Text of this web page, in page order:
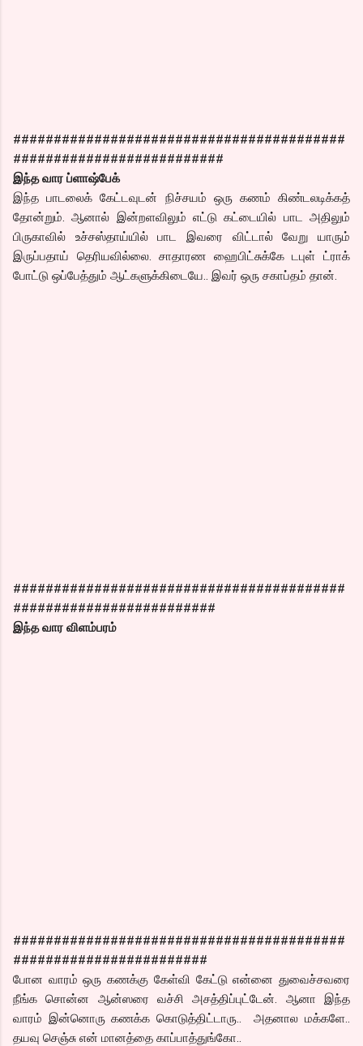
#########################################
##########################
இந்த வார ப்ளாஷ்பேக்
இந்த பாடலைக் கேட்டவுடன் நிச்சயம் ஒரு கணம் கிண்டலடிக்கத்
தோன்றும். ஆனால் இன்றளவிலும் எட்டு கட்டையில் பாட அதிலும்
பிருகாவில் உச்சஸ்தாய்யில் பாட இவரை விட்டால் வேறு யாரும்
இருப்பதாய் தெரியவில்லை. சாதாரண ஹைபிட்சுக்கே டபுள் ட்ராக்
போட்டு ஒப்பேத்தும் ஆட்களுக்கிடையே.. இவர் ஒரு சகாப்தம் தான்.
#########################################
#########################
இந்த வார விளம்பரம்
#########################################
########################
போன வாரம் ஒரு கணக்கு கேள்வி கேட்டு என்னை துவைச்சவரை
நீங்க சொன்ன ஆன்ஸரை வச்சி அசத்திப்புட்டேன். ஆனா இந்த
வாரம் இன்னொரு கணக்க கொடுத்திட்டாரு.. அதனால மக்களே..
தயவு செஞ்சு என் மானத்தை காப்பாத்துங்கோ..